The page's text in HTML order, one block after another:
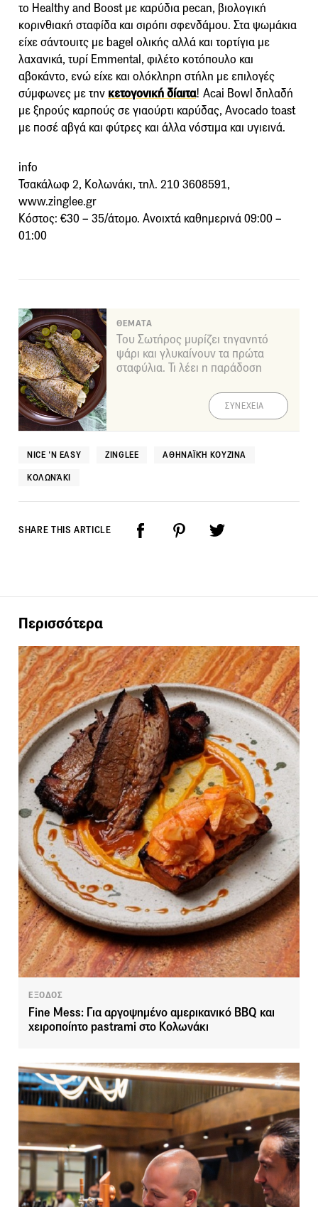
το Healthy and Boost με καρύδια pecan, βιολογική
κορινθιακή σταφίδα και σιρόπι σφενδάμου. Στα ψωμάκια
είχε σάντουιτς με bagel ολικής αλλά και τορτίγια με
λαχανικά, τυρί Emmental, φιλέτο κοτόπουλο και
αβοκάντο, ενώ είχε και ολόκληρη στήλη με επιλογές
σύμφωνες με την κετογονική δίαιτα! Acai Bowl δηλαδή
με ξηρούς καρπούς σε γιαούρτι καρύδας, Avocado toast
με ποσέ αβγά και φύτρες και άλλα νόστιμα και υγιεινά.
info
Τσακάλωφ 2, Κολωνάκι, τηλ. 210 3608591,
www.zinglee.gr
Κόστος: €30 – 35/άτομο. Ανοιχτά καθημερινά 09:00 –
01:00
ΘΕΜΑΤΑ
Του Σωτήρος μυρίζει τηγανητό
ψάρι και γλυκαίνουν τα πρώτα
σταφύλια. Τι λέει η παράδοση
ΣΥΝΕΧΕΙΑ
NICE 'N EASY ZINGLEE ΑΘΗΝΑΪΚΉ ΚΟΥΖΊΝΑ
ΚΟΛΩΝΆΚΙ
SHARE THIS ARTICLE
Περισσότερα
ΕΞΟΔΟΣ
Fine Mess: Για αργοψημένο αμερικανικό BBQ και
χειροποίητο pastrami στο Κολωνάκι